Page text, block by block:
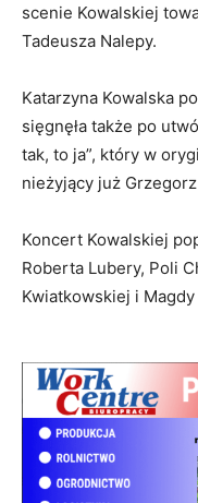
scenie Kowalskiej
Tadeusza Nalepy.
Katarzyna Kowalska
sięgnęła także po
tak, to ja”, który w
nieżyjący już
Koncert Kowalskiej
Roberta Lubery, Poli
Kwiatkowskiej i